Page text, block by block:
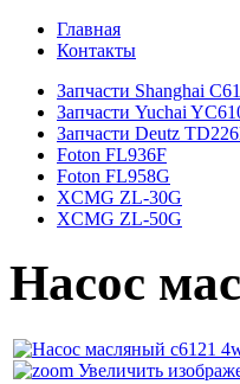
Главная
Контакты
Запчасти Shanghai
Запчасти Yuchai
Запчасти Deutz
Foton FL936F
Foton FL958G
XCMG ZL-30G
XCMG ZL-50G
Насос
Увеличить